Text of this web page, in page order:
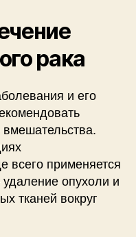
рака
и его
всего применяется
удаление опухоли и
тканей вокруг